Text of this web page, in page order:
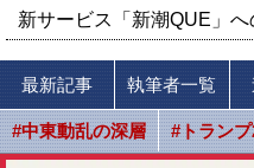
新サービス「新潮QUE」
最新記事 執筆者一覧
#中東動乱の深層 #トラン